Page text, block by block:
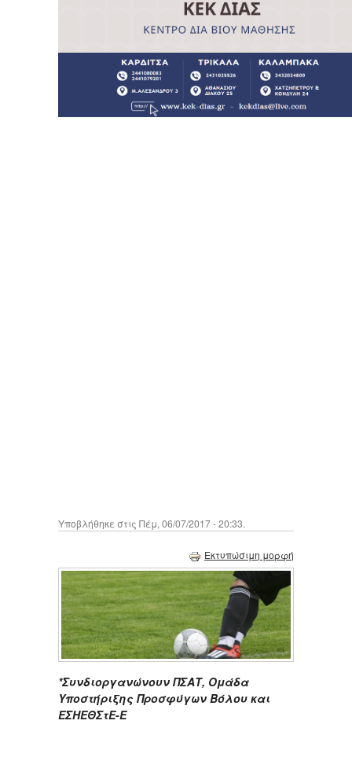
Υποβλήθηκε στις Πέμ, 06/07/2017 - 20:33.
Εκτυπώσιμη μορφή
*Συνδιοργανώνουν ΠΣΑΤ, Ομάδα
Υποστήριξης Προσφύγων Βόλου και
ΕΣΗΕΘΣτΕ-Ε